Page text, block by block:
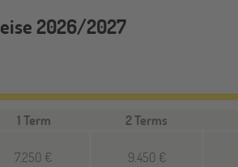
2026/2027
1 Term 2 Terms
7.250 € 9.450 €